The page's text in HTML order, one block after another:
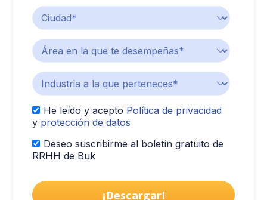
He leído y acepto Política de privacidad
y protección de datos
Deseo suscribirme al boletín gratuito de
RRHH de Buk